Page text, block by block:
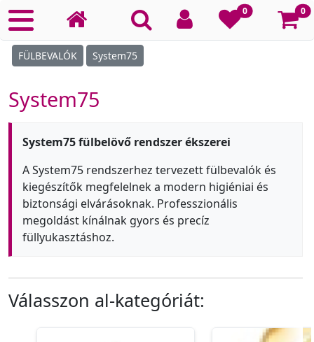
0 0
FÜLBEVALÓK System75
System75
System75 fülbelövő rendszer ékszerei
A System75 rendszerhez tervezett fülbevalók és
kiegészítők megfelelnek a modern higiéniai és
biztonsági elvárásoknak. Professzionális
megoldást kínálnak gyors és precíz
füllyukasztáshoz.
Válasszon al-kategóriát: